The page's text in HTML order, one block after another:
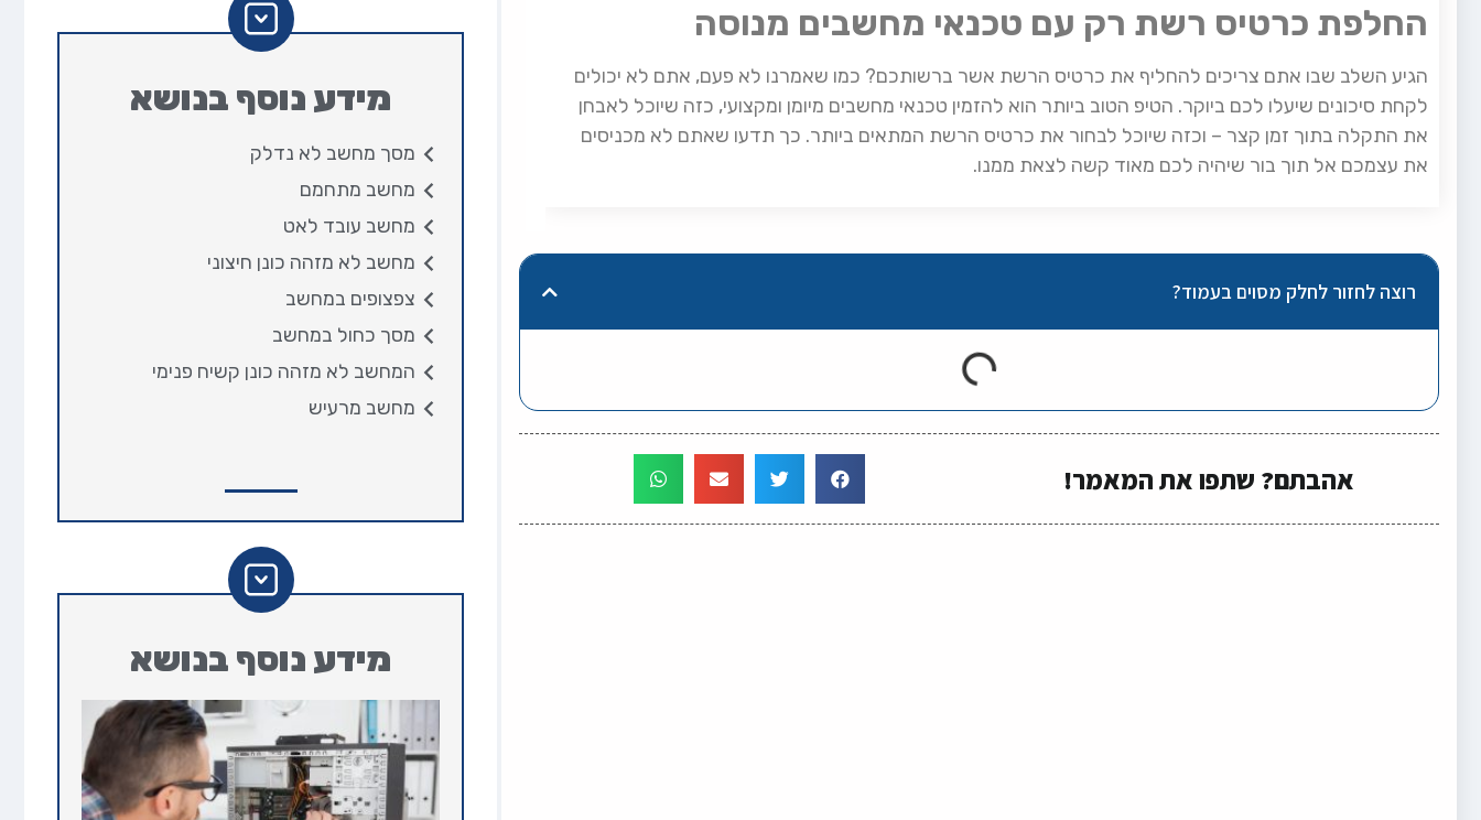
החלפת כרטיס רשת רק עם טכנאי מחשבים מנוסה
הגיע השלב שבו אתם צריכים להחליף את כרטיס הרשת אשר ברשותכם? כמו שאמרנו לא פעם, אתם לא יכולים
לקחת סיכונים שיעלו לכם ביוקר. הטיפ הטוב ביותר הוא להזמין טכנאי מחשבים מיומן ומקצועי, כזה שיוכל לאבחן
את התקלה בתוך זמן קצר – וכזה שיוכל לבחור את כרטיס הרשת המתאים ביותר. כך תדעו שאתם לא מכניסים
את עצמכם אל תוך בור שיהיה לכם מאוד קשה לצאת ממנו.
רוצה לחזור לחלק מסוים בעמוד?
אהבתם? שתפו את המאמר!
מידע נוסף בנושא
מסך מחשב לא נדלק
מחשב מתחמם
מחשב עובד לאט
מחשב לא מזהה כונן חיצוני
צפצופים במחשב
מסך כחול במחשב
המחשב לא מזהה כונן קשיח פנימי
מחשב מרעיש
מידע נוסף בנושא